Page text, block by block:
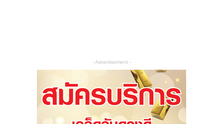
- Advertisement -